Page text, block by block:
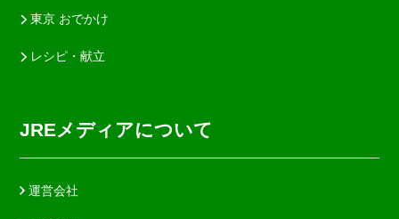
東京 おでかけ
レシピ・献立
JREメディアについて
運営会社